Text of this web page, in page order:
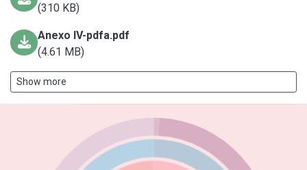
(310 KB)
Anexo IV-pdfa.pdf
(4.61 MB)
Show more